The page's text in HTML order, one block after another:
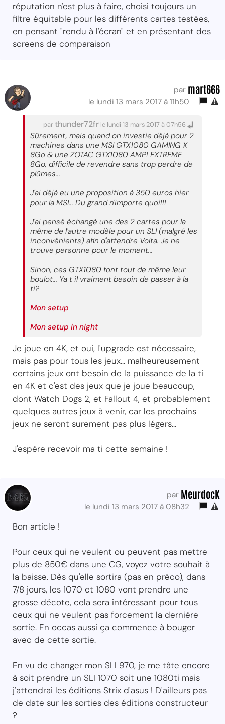
réputation n'est plus à faire, choisi toujours un
filtre équitable pour les différents cartes testées,
en pensant "rendu à l'écran" et en présentant des
screens de comparaison
par mart666
le lundi 13 mars 2017 à 11h50
parthunder72fr le lundi 13 mars 2017 à 07h56
Sûrement, mais quand on investie déjà pour 2
machines dans une MSI GTX1080 GAMING X
8Go & une ZOTAC GTX1080 AMP! EXTREME
8Go, difficile de revendre sans trop perdre de
plûmes...
J'ai déjà eu une proposition à 350 euros hier
pour la MSI... Du grand n'importe quoi!!!
J'ai pensé échangé une des 2 cartes pour la
même de l'autre modèle pour un SLI (malgré les
inconvénients) afin d'attendre Volta. Je ne
trouve personne pour le moment...
Sinon, ces GTX1080 font tout de même leur
boulot... Ya t il vraiment besoin de passer à la
ti?
Mon setup
Mon setup in night
Je joue en 4K, et oui, l'upgrade est nécessaire,
mais pas pour tous les jeux... malheureusement
certains jeux ont besoin de la puissance de la ti
en 4K et c'est des jeux que je joue beaucoup,
dont Watch Dogs 2, et Fallout 4, et probablement
quelques autres jeux à venir, car les prochains
jeux ne seront surement pas plus légers...
J'espère recevoir ma ti cette semaine !
par MeurdocK
le lundi 13 mars 2017 à 08h32
Bon article !
Pour ceux qui ne veulent ou peuvent pas mettre
plus de 850€ dans une CG, voyez votre souhait à
la baisse. Dès qu'elle sortira (pas en préco), dans
7/8 jours, les 1070 et 1080 vont prendre une
grosse décote, cela sera intéressant pour tous
ceux qui ne veulent pas forcement la dernière
sortie. En occas aussi ça commence à bouger
avec de cette sortie.
En vu de changer mon SLI 970, je me tâte encore
à soit prendre un SLI 1070 soit une 1080ti mais
j'attendrai les éditions Strix d'asus ! D'ailleurs pas
de date sur les sorties des éditions constructeur
?